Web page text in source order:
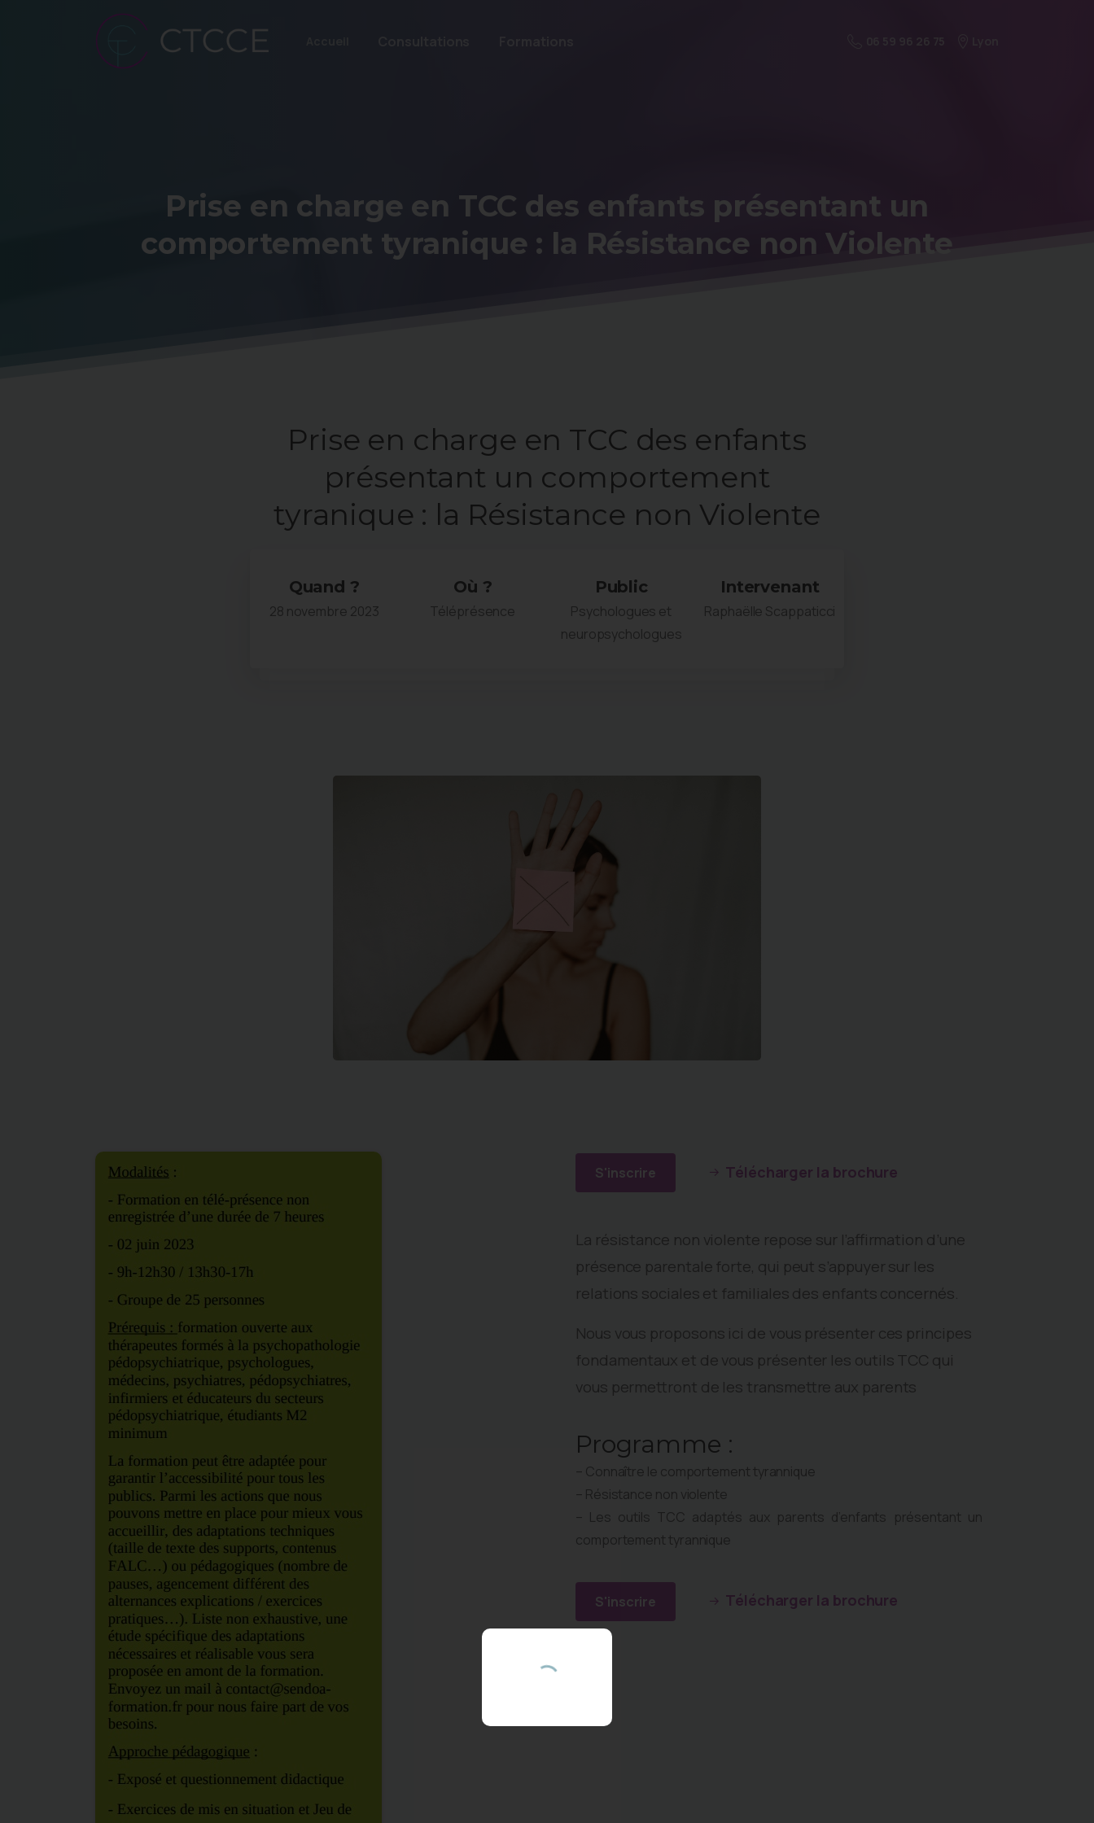
Prise en charge en TCC des enfants présentant un
comportement tyranique : la Résistance non Violente
Prise en charge en TCC des enfants
présentant un comportement
tyranique : la Résistance non Violente
Quand ?
28 novembre 2023
Où ?
Téléprésence
Public
Psychologues et
neuropsychologues
Intervenant
Raphaëlle Scappaticci
S'inscrire Télécharger la brochure
La résistance non violente repose sur l’affirmation d’une
présence parentale forte, qui peut s’appuyer sur les
relations sociales et familiales des enfants concernés.
Nous vous proposons ici de vous présenter ces principes
fondamentaux et de vous présenter les outils TCC qui
vous permettront de les transmettre aux parents
Programme :
– Connaître le comportement tyrannique
– Résistance non violente
– Les outils TCC adaptés aux parents d’enfants présentant un
comportement tyrannique
S'inscrire Télécharger la brochure
professionnel(le) ?
Inscrivez-vous pour recevoir les informations sur
notre actualite et nos formations en TCCE
enfants.
Email